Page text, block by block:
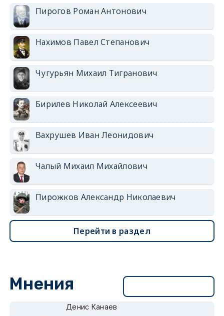
Пирогов Роман Антонович
Нахимов Павел Степанович
Чугурьян Михаил Тигранович
Бирилев Николай Алексеевич
Вахрушев Иван Леонидович
Чалый Михаил Михайлович
Пирожков Александр Николаевич
Перейти в раздел
Мнения
Денис Канаев